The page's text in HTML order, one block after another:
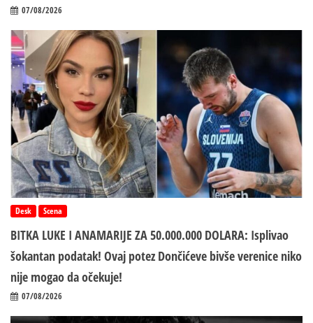
07/08/2026
Desk Scena
BITKA LUKE I ANAMARIJE ZA 50.000.000 DOLARA: Isplivao
šokantan podatak! Ovaj potez Dončićeve bivše verenice niko
nije mogao da očekuje!
07/08/2026